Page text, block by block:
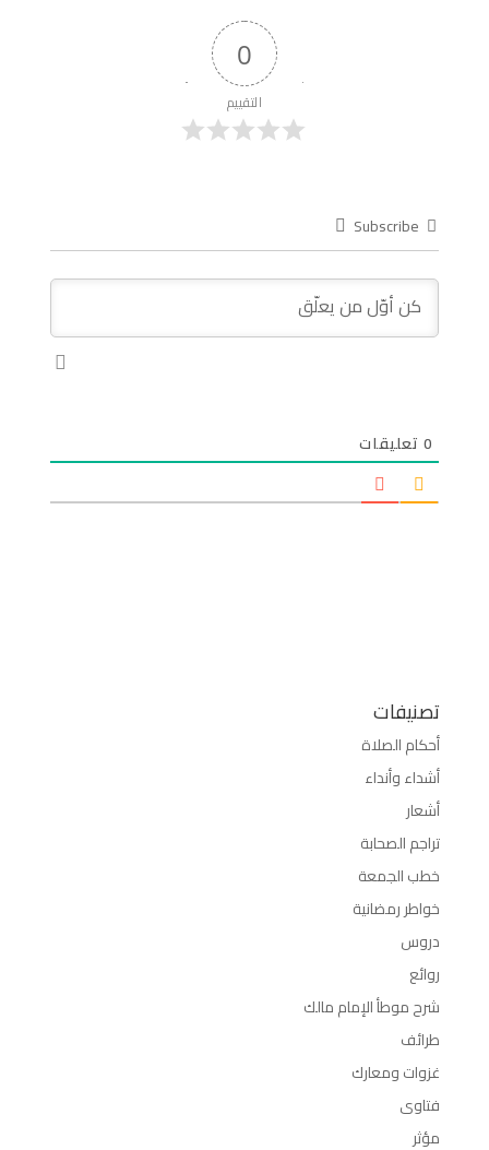
0
التقييم
Subscribe
0تعليقات
تصنيفات
أحكام الصلاة
أشداء وأنداء
أشعار
تراجم الصحابة
خطب الجمعة
خواطر رمضانية
دروس
روائع
شرح موطأ الإمام مالك
طرائف
غزوات ومعارك
فتاوى
مؤثر